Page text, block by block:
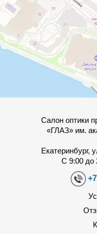
Салон оптики
«ГЛАЗ» им.
Екатеринбург,
С 9:00 до